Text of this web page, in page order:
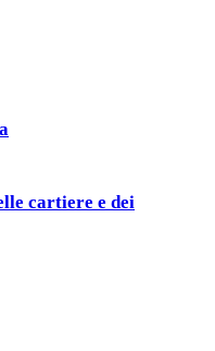
cartiere e dei